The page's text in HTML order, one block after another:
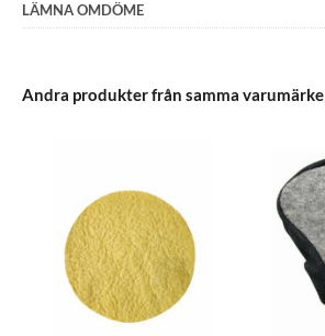
LÄMNA OMDÖME
Andra produkter från samma varumärke